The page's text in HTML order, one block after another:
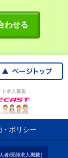
わせる
ト求人募集
・ポリシー
者/医師求人掲載］